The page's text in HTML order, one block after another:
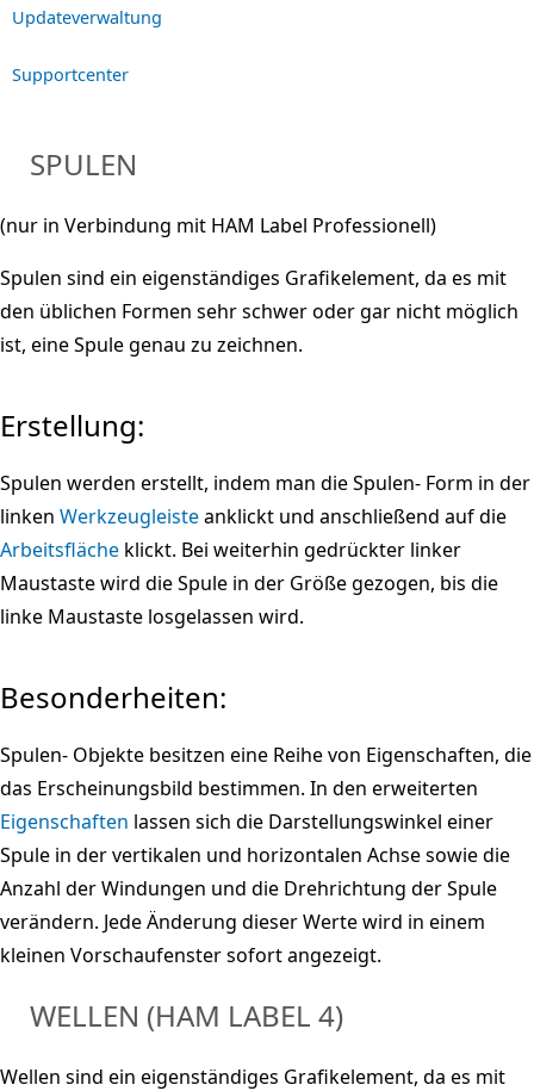
Updateverwaltung
Supportcenter
SPULEN
(nur in Verbindung mit HAM Label Professionell)
Spulen sind ein eigenständiges Grafikelement, da es mit
den üblichen Formen sehr schwer oder gar nicht möglich
ist, eine Spule genau zu zeichnen.
Erstellung:
Spulen werden erstellt, indem man die Spulen- Form in der
linken Werkzeugleisteanklickt und anschließend auf die
Arbeitsfläche klickt. Bei weiterhin gedrückter linker
Maustaste wird die Spule in der Größe gezogen, bis die
linke Maustaste losgelassen wird.
Besonderheiten:
Spulen- Objekte besitzen eine Reihe von Eigenschaften, die
das Erscheinungsbild bestimmen. In den erweiterten
Eigenschaften lassen sich die Darstellungswinkel einer
Spule in der vertikalen und horizontalen Achse sowie die
Anzahl der Windungen und die Drehrichtung der Spule
verändern. Jede Änderung dieser Werte wird in einem
kleinen Vorschaufenster sofort angezeigt.
WELLEN (HAM LABEL 4)
Wellen sind ein eigenständiges Grafikelement, da es mit